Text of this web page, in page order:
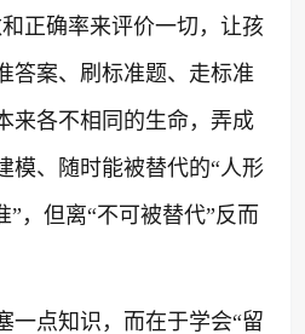
正确率来评价一切，让孩
答案、刷标准题、走标准
来各不相同的生命，弄成
模、随时能被替代的“人形
”，但离“不可被替代”反而
一点知识，而在于学会“留